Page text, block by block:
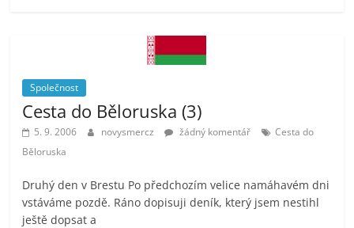
Společnost
Cesta do Běloruska (3)
5. 9. 2006 novysmercz žádný komentář
Cesta do
Běloruska
Druhý den v Brestu Po předchozím velice namáhavém dni
vstáváme pozdě. Ráno dopisuji deník, který jsem nestihl
ještě dopsat a